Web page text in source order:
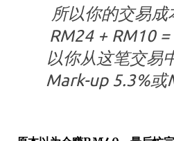
所以你的交易成
RM24 + RM10
以你从这笔交易
Mark-up 5.3%或